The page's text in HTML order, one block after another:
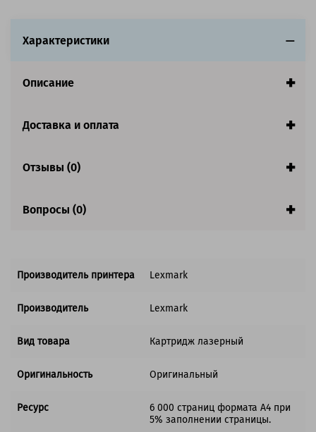
Вид товара:Картридж лазерный
заполнении страницы.
Совместим с аппаратами
Обратите внимание:
использовать картридж только один раз.
Характеристики
Описание
Доставка и оплата
Отзывы (0)
Вопросы (0)
Производитель принтера Lexmark
Производитель Lexmark
Вид товара Картридж лазерный
Оригинальность Оригинальный
Ресурс
6 000 страниц формата А4 при
5% заполнении страницы.